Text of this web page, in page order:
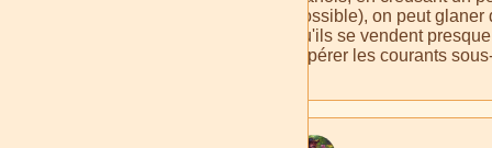
possible), on peut
qu'ils se vendent
repérer les courants